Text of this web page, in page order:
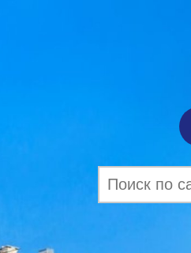
Форма
Поиск